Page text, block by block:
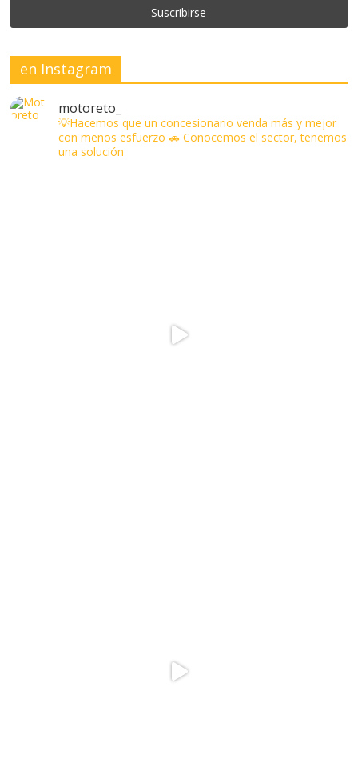
en Instagram
motoreto_
💡Hacemos que un concesionario venda más y mejor
con menos esfuerzo 🚗 Conocemos el sector, tenemos
una solución